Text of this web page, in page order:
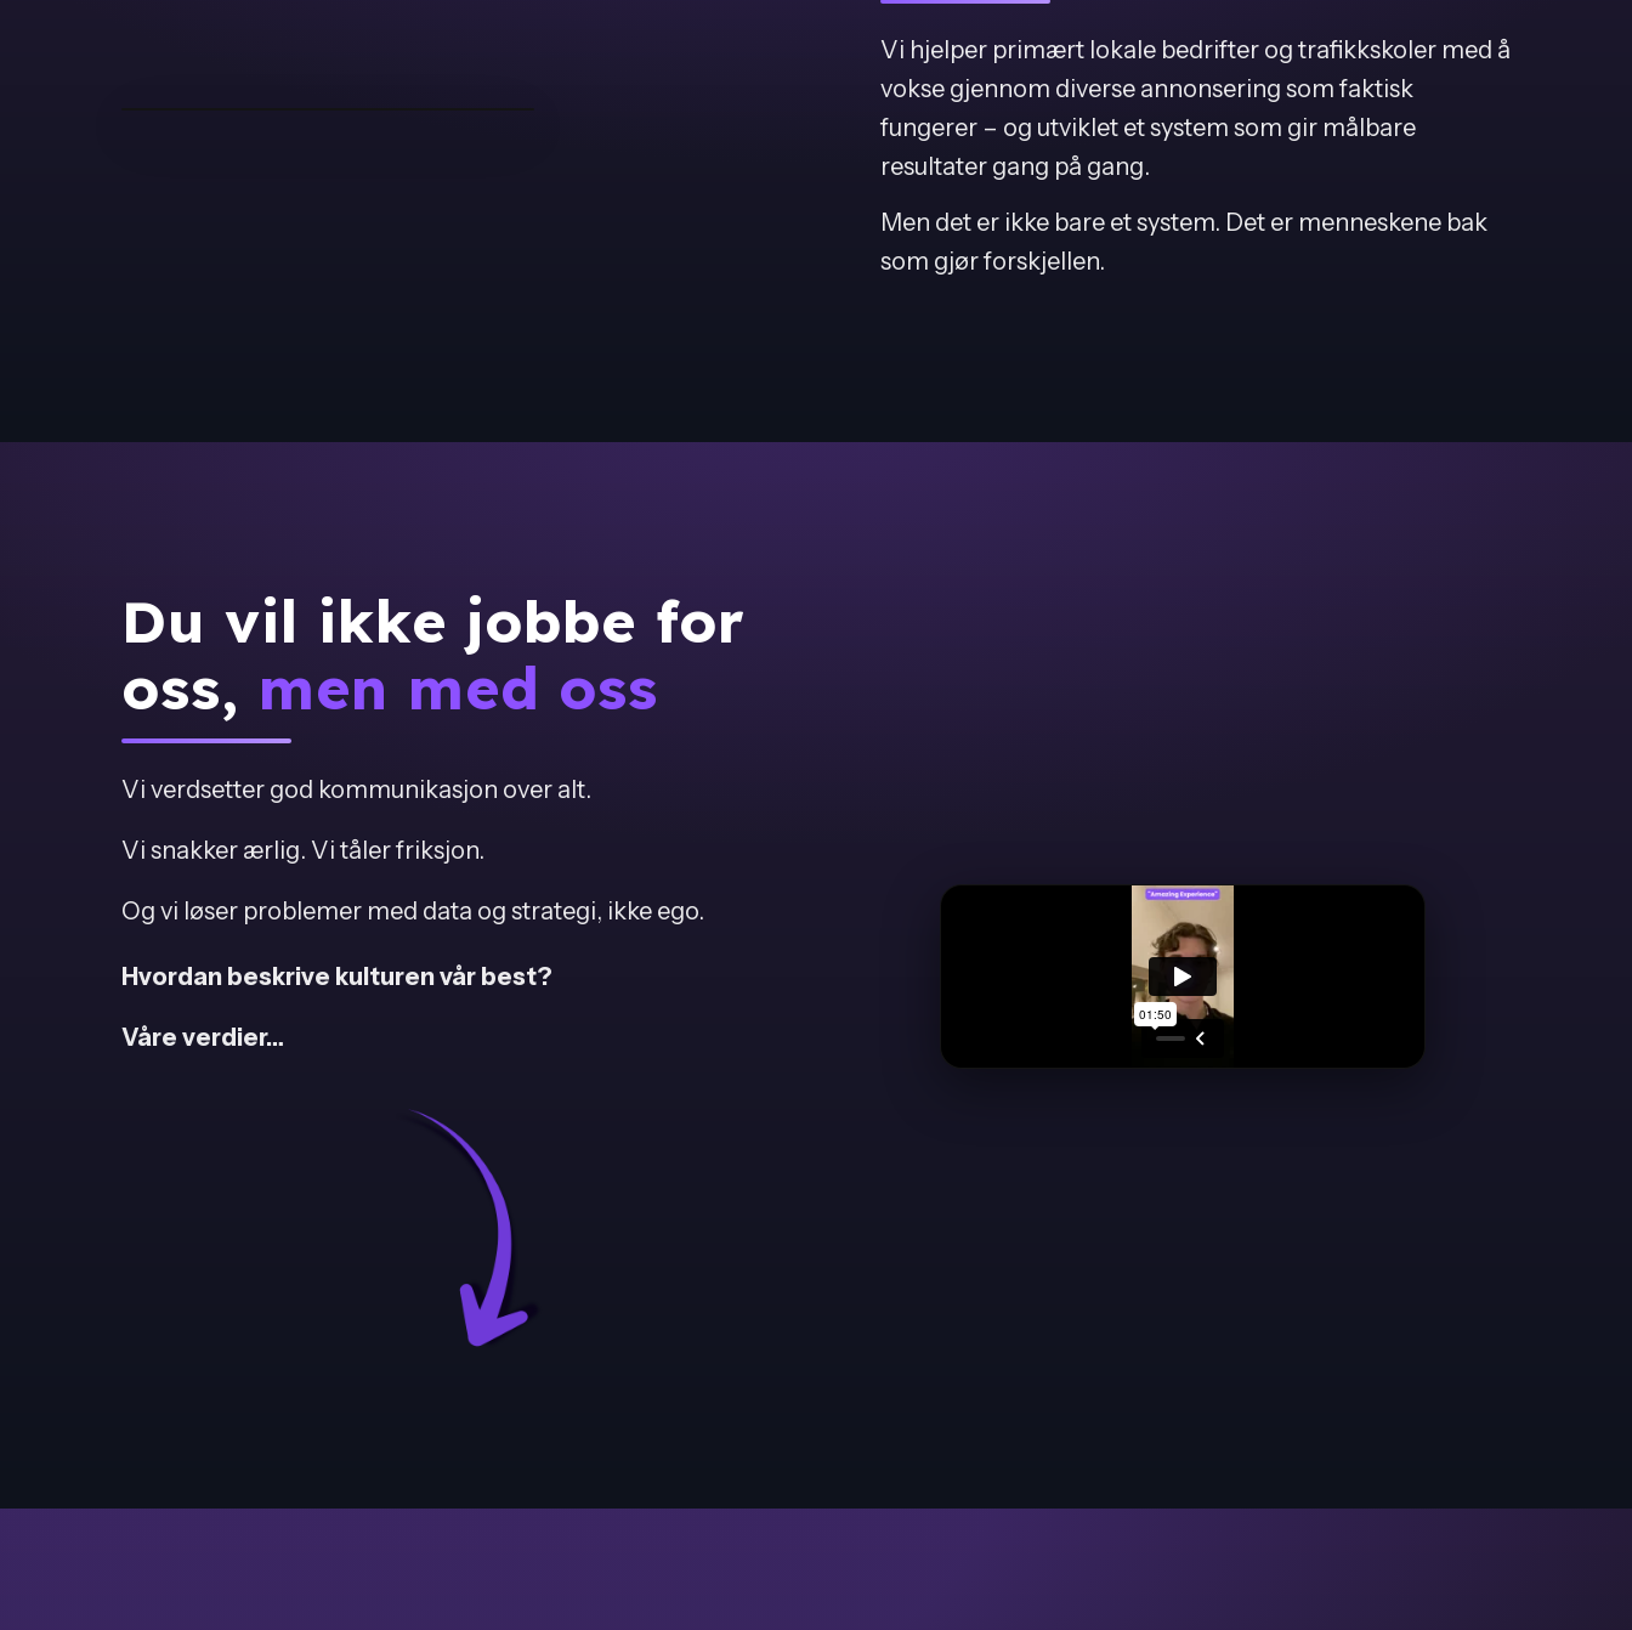
Vi hjelper primært lokale bedrifter og trafikkskoler med å
vokse gjennom diverse annonsering som faktisk
fungerer – og utviklet et system som gir målbare
resultater gang på gang.
Men det er ikke bare et system. Det er menneskene bak
som gjør forskjellen.
Du vil ikke jobbe for
oss, men med oss
Vi verdsetter god kommunikasjon over alt.
Vi snakker ærlig. Vi tåler friksjon.
Og vi løser problemer med data og strategi, ikke ego.
Hvordan beskrive kulturen vår best?
Våre verdier…